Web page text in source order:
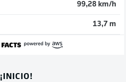
99,28 km/h
13,7 m
¡INICIO!